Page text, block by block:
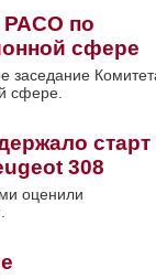
РАСО по
сфере
заседание
сфере.
старт
308
оценили